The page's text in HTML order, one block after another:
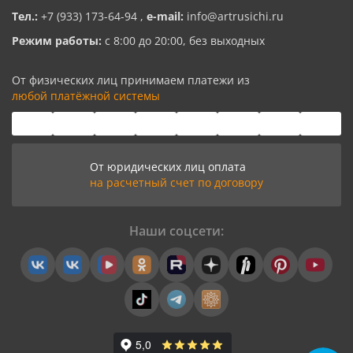
Тел.: +7 (933) 173-64-94 , e-mail: info@artrusichi.ru
Режим работы: с 8:00 до 20:00, без выходных
От физических лиц принимаем платежи из
любой платёжной системы
От юридических лиц оплата
на расчетный счет по договору
Наши соцсети: